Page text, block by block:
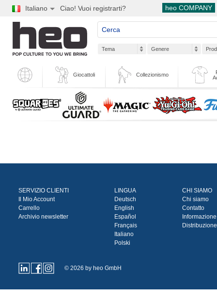
Italiano heo COMPANY
Ciao! Vuoi registrarti?
Tema Genere
Giocattoli Collezionismo
SERVIZIO CLIENTI
Il Mio Account
Carrello
Archivio newsletter
LINGUA
Deutsch
English
Español
Français
Italiano
Polski
CHI SIAMO
Chi siamo
Contatto
Distribuzione
© 2026 by heo GmbH